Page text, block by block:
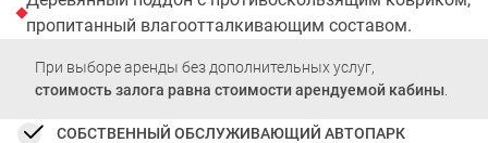
пропитанный влагоотталкивающим составом.
При выборе аренды без дополнительных услуг,
стоимость залога равна стоимости арендуемой кабины
СОБСТВЕННЫЙ ОБСЛУЖИВАЮЩИЙ АВТОПАРК